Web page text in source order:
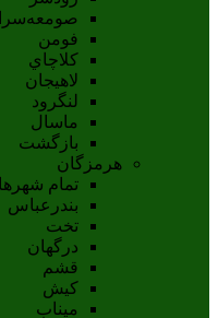
صومعه‌سرا
فومن
کلاچاي
لاهيجان
لنگرود
ماسال
بازگشت
هرمزگان
تمام شهر‌ها
بندرعباس
تخت
درگهان
قشم
کيش
ميناب